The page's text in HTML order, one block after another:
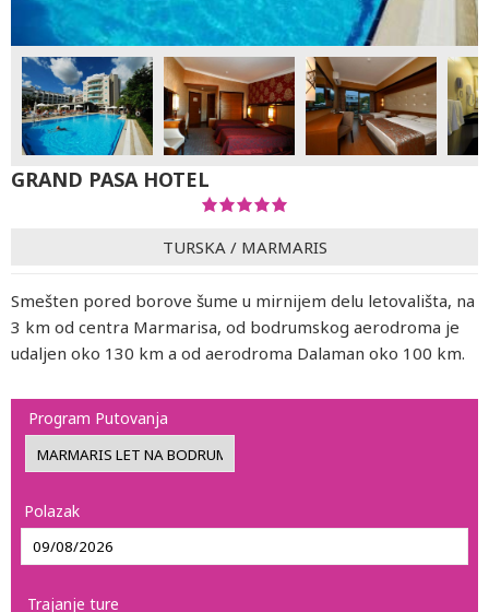
GRAND PASA HOTEL
TURSKA / MARMARIS
Smešten pored borove šume u mirnijem delu letovališta, na
3 km od centra Marmarisa, od bodrumskog aerodroma je
udaljen oko 130 km a od aerodroma Dalaman oko 100 km.
Program Putovanja
Polazak
Trajanje ture